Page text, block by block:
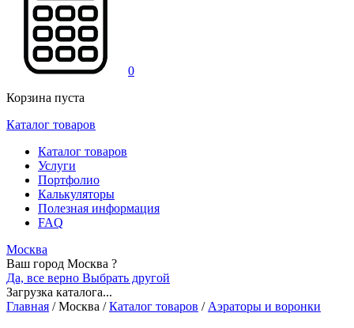
0
Корзина пуста
Каталог товаров
Каталог товаров
Услуги
Портфолио
Калькуляторы
Полезная информация
FAQ
Москва
Ваш город Москва ?
Да, все верно Выбрать другой
Загрузка каталога...
Главная /Москва / Каталог товаров / Аэраторы и воронки